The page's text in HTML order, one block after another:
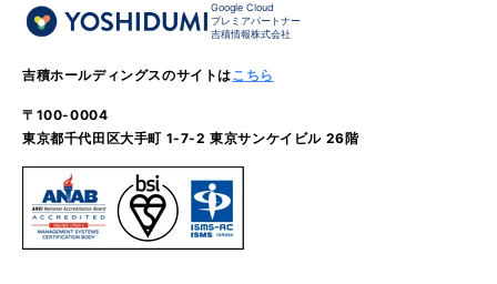
Google Cloud
プレミアパートナー
吉積情報株式会社
吉積ホールディングスのサイトはこちら
〒100-0004
東京都千代田区大手町 1-7-2 東京サンケイビル 26階